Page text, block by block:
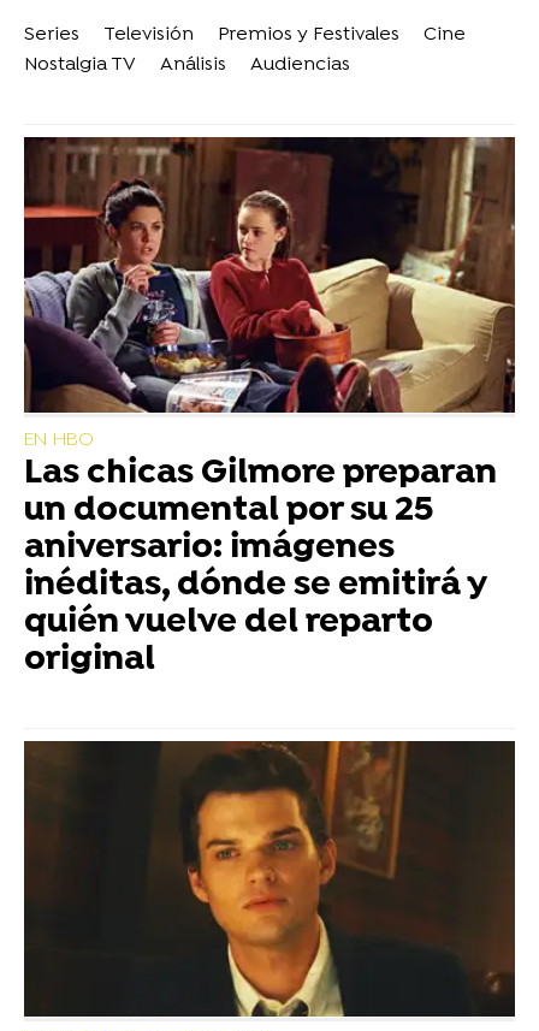
Series Televisión Premios y Festivales
Cine
Nostalgia TV
Análisis Audiencias
EN HBO
Las chicas Gilmore preparan
un documental por su 25
aniversario: imágenes
inéditas, dónde se emitirá y
quién vuelve del reparto
original